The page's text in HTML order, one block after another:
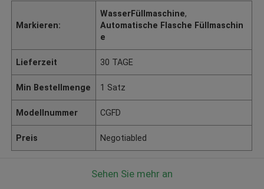
Markieren:
WasserFüllmaschine,
Automatische Flasche Füllmaschin
e
Lieferzeit 30 TAGE
Min Bestellmenge 1 Satz
Modellnummer CGFD
Preis Negotiabled
Sehen Sie mehr an